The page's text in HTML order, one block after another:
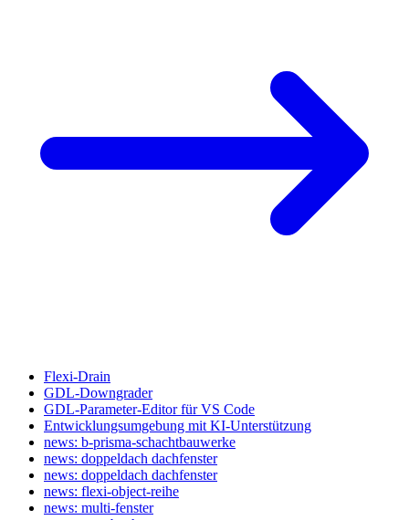
Flexi-Drain
GDL-Downgrader
GDL-Parameter-Editor für VS Code
Entwicklungsumgebung mit KI-Unterstützung
news: b-prisma-schachtbauwerke
news: doppeldach dachfenster
news: doppeldach dachfenster
news: flexi-object-reihe
news: multi-fenster